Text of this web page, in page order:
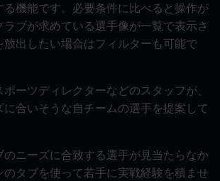
機能です。必要条件に比べると操作が
ブが求めている選手像が一覧で表示さ
放出したい場合はフィルターも可能で
ーツディレクターなどのスタッフが、
合いそうな自チームの選手を提案して
のニーズに合致する選手が見当たらなか
のタブを使って若手に実戦経験を積ませ